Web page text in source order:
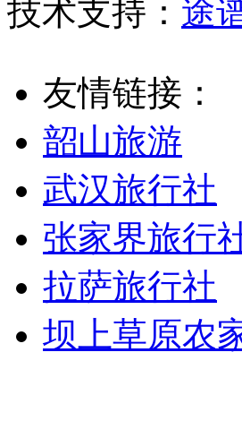
技术支持： 途
友情链接：
韶山旅游
武汉旅行社
张家界旅行
拉萨旅行社
坝上草原农